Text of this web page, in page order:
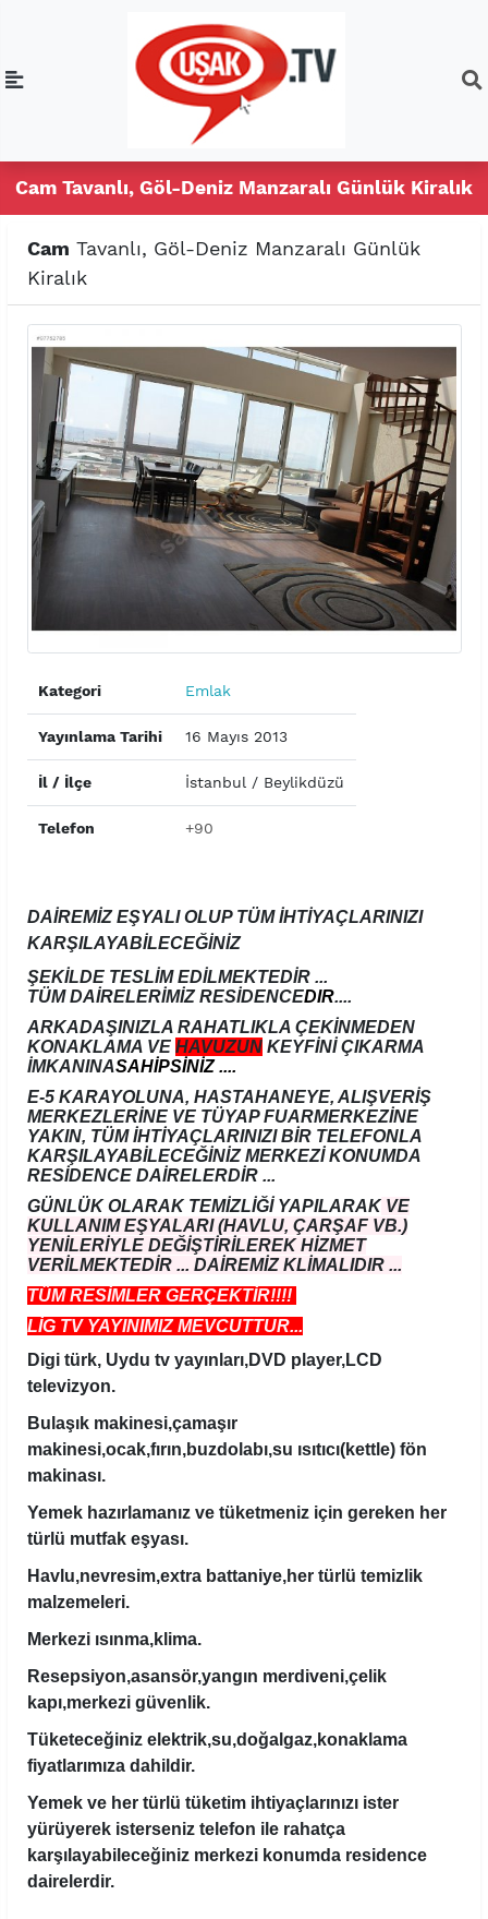
Cam Tavanlı, Göl-Deniz Manzaralı Günlük Kiralık
Cam Tavanlı, Göl-Deniz Manzaralı Günlük
Kiralık
Kategori Emlak
Yayınlama Tarihi 16 Mayıs 2013
İl / İlçe İstanbul / Beylikdüzü
Telefon +90
DAİREMİZ EŞYALI OLUP TÜM İHTİYAÇLARINIZI
KARŞILAYABİLECEĞİNİZ
ŞEKİLDE TESLİM EDİLMEKTEDİR ...
TÜM DAİRELERİMİZ RESİDENCEDIR....
ARKADAŞINIZLA RAHATLIKLA ÇEKİNMEDEN
KONAKLAMA VE HAVUZUNKEYFİNİ ÇIKARMA
İMKANINASAHİPSİNİZ ....
E-5 KARAYOLUNA, HASTAHANEYE, ALIŞVERİŞ
MERKEZLERİNE VE TÜYAP FUARMERKEZİNE
YAKIN, TÜM İHTİYAÇLARINIZI BİR TELEFONLA
KARŞILAYABİLECEĞİNİZ MERKEZİ KONUMDA
RESİDENCE DAİRELERDİR ...
GÜNLÜK OLARAK TEMİZLİĞİ YAPILARAKVE
KULLANIM EŞYALARI (HAVLU, ÇARŞAF VB.)
YENİLERİYLE DEĞİŞTİRİLEREK HİZMET
VERİLMEKTEDİR ... DAİREMİZ KLİMALIDIR ...
TÜM RESİMLER GERÇEKTİR!!!!
LİG TV YAYINIMIZ MEVCUTTUR...
Digi türk, Uydu tv yayınları,DVD player,LCD
televizyon.
Bulaşık makinesi,çamaşır
makinesi,ocak,fırın,buzdolabı,su ısıtıcı(kettle) fön
makinası.
Yemek hazırlamanız ve tüketmeniz için gereken her
türlü mutfak eşyası.
Havlu,nevresim,extra battaniye,her türlü temizlik
malzemeleri.
Merkezi ısınma,klima.
Resepsiyon,asansör,yangın merdiveni,çelik
kapı,merkezi güvenlik.
Tüketeceğiniz elektrik,su,doğalgaz,konaklama
fiyatlarımıza dahildir.
Yemek ve her türlü tüketim ihtiyaçlarınızı ister
yürüyerek isterseniz telefon ile rahatça
karşılayabileceğiniz merkezi konumda residence
dairelerdir.